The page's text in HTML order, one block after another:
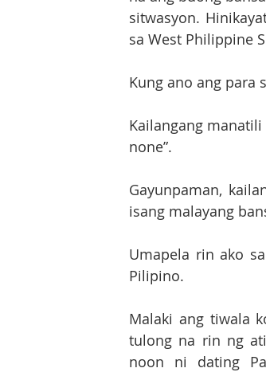
sitwasyon.
sa West Philippine
Kung ano ang para
Kailangang
none”.
Gayunpaman,
isang malayang
Umapela rin ako
Pilipino.
Malaki ang tiwala
tulong na rin ng
noon ni dating